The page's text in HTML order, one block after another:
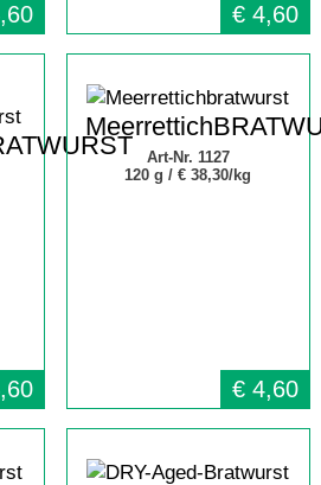
€ 4,60
Art-Nr. 1127
120 g /€ 38,30/kg
€ 4,60